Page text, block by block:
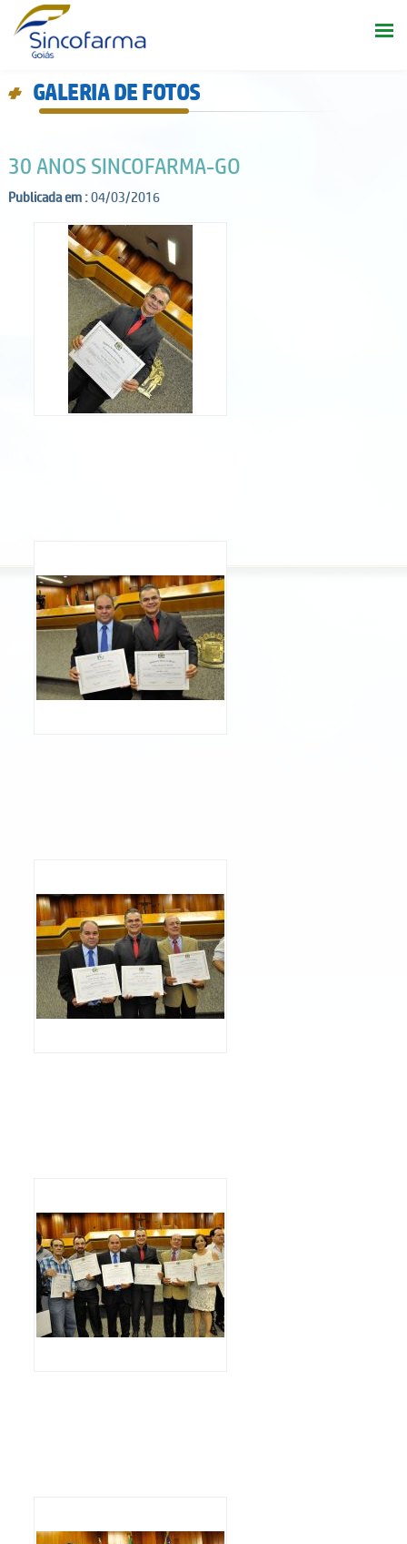
d GALERIA DE FOTOS
30 ANOS SINCOFARMA-GO
Publicada em :04/03/2016